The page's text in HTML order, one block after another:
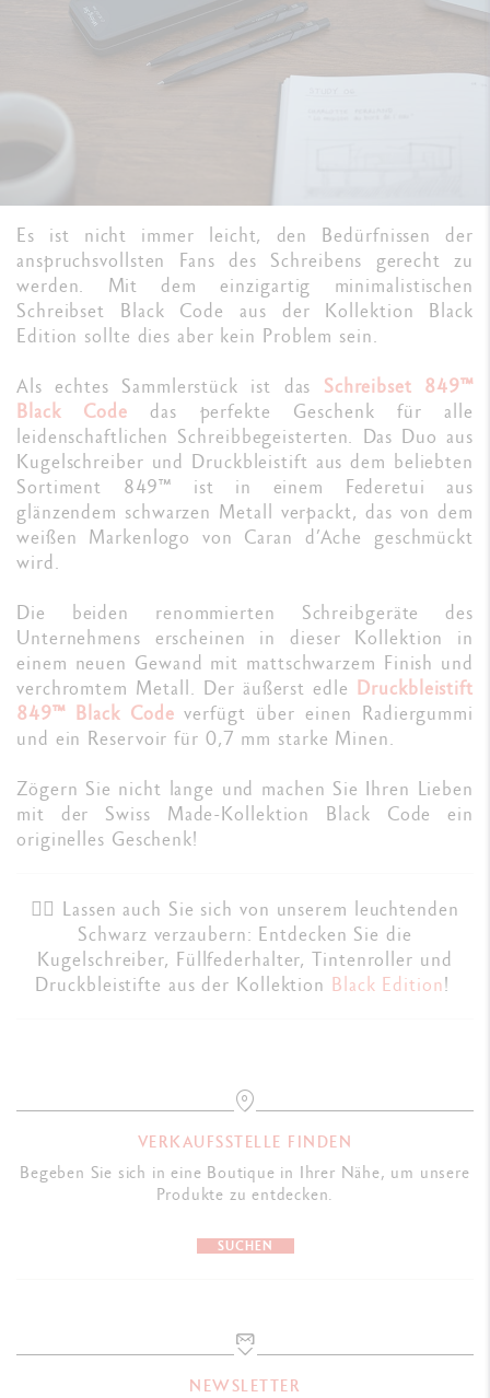
Es ist nicht immer leicht, den Bedürfnissen der
anspruchsvollsten Fans des Schreibens gerecht zu
werden. Mit dem einzigartig minimalistischen
Schreibset Black Code aus der Kollektion Black
Edition sollte dies aber kein Problem sein.
Als echtes Sammlerstück ist das Schreibset 849™
Black Code das perfekte Geschenk für alle
leidenschaftlichen Schreibbegeisterten. Das Duo aus
Kugelschreiber und Druckbleistift aus dem beliebten
Sortiment 849™ ist in einem Federetui aus
glänzendem schwarzen Metall verpackt, das von dem
weißen Markenlogo von Caran d’Ache geschmückt
wird.
Die beiden renommierten Schreibgeräte des
Unternehmens erscheinen in dieser Kollektion in
einem neuen Gewand mit mattschwarzem Finish und
verchromtem Metall. Der äußerst edle Druckbleistift
849™ Black Code verfügt über einen Radiergummi
und ein Reservoir für 0,7 mm starke Minen.
Zögern Sie nicht lange und machen Sie Ihren Lieben
mit der Swiss Made-Kollektion Black Code ein
originelles Geschenk!
✍🏼 Lassen auch Sie sich von unserem leuchtenden
Schwarz verzaubern: Entdecken Sie die
Kugelschreiber, Füllfederhalter, Tintenroller und
Druckbleistifte aus der Kollektion Black Edition!
VERKAUFSSTELLE FINDEN
Begeben Sie sich in eine Boutique in Ihrer Nähe, um unsere
Produkte zu entdecken.
SUCHEN
NEWSLETTER